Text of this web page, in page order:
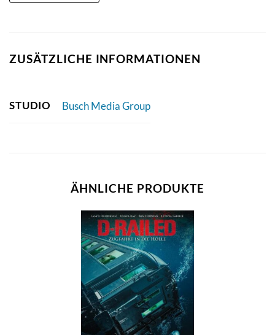
ZUSÄTZLICHE INFORMATIONEN
STUDIO Busch Media Group
ÄHNLICHE PRODUKTE